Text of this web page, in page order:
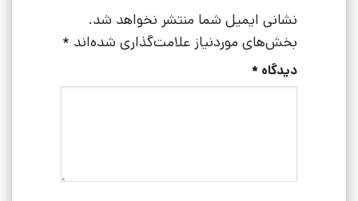
نشانی ایمیل شما منتشر نخواهد شد.
بخش‌های موردنیاز علامت‌گذاری شده‌اند *
دیدگاه *